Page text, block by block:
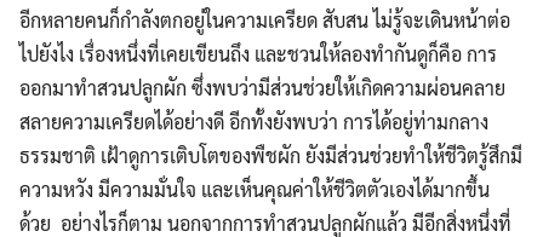
อีกหลายคนก็กำลังตกอยู่ในความเครียด สับสน ไม่รู้จะเดินหน้าต่อ
ไปยังไง เรื่องหนึ่งที่เคยเขียนถึง และชวนให้ลองทำกันดูก็คือ การ
ออกมาทำสวนปลูกผัก ซึ่งพบว่ามีส่วนช่วยให้เกิดความผ่อนคลาย
สลายความเครียดได้อย่างดี อีกทั้งยังพบว่า การได้อยู่ท่ามกลาง
ธรรมชาติ เฝ้าดูการเติบโตของพืชผัก ยังมีส่วนช่วยทำให้ชีวิตรู้สึกมี
ความหวัง มีความมั่นใจ และเห็นคุณค่าให้ชีวิตตัวเองได้มากขึ้น
ด้วย อย่างไรก็ตาม นอกจากการทำสวนปลูกผักแล้ว มีอีกสิ่งหนึ่งที่